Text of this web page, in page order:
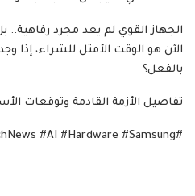
الجهاز القوي لم يعد مجرد
الآن هو الوقت الأمثل للشراء، إذا
بالفعل؟
تفاصيل الأزمة القادمة وتوقعات
#TechNews #AI #Hardware #Samsung #الذكاء_الاصطناعي